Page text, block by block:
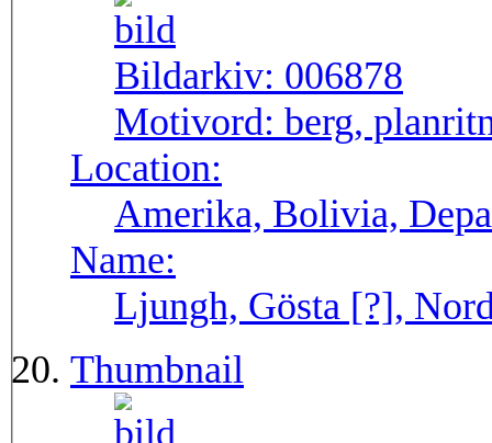
Bildarkiv: 006878
Motivord: berg,
Location:
Amerika, Bolivia,
Name:
Ljungh, Gösta [?],
Thumbnail